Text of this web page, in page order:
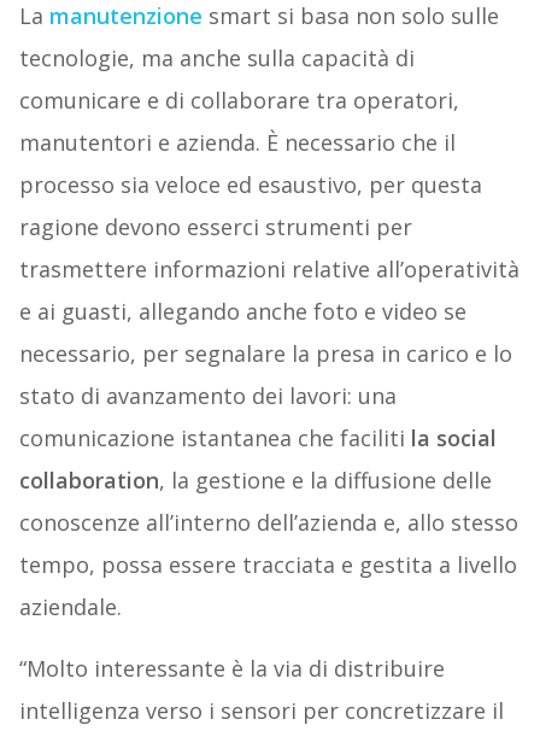
La manutenzione smart si basa non solo sulle
tecnologie, ma anche sulla capacità di
comunicare e di collaborare tra operatori,
manutentori e azienda. È necessario che il
processo sia veloce ed esaustivo, per questa
ragione devono esserci strumenti per
trasmettere informazioni relative all’operatività
e ai guasti, allegando anche foto e video se
necessario, per segnalare la presa in carico e lo
stato di avanzamento dei lavori: una
comunicazione istantanea che faciliti la social
collaboration, la gestione e la diffusione delle
conoscenze all’interno dell’azienda e, allo stesso
tempo, possa essere tracciata e gestita a livello
aziendale.
“Molto interessante è la via di distribuire
intelligenza verso i sensori per concretizzare il